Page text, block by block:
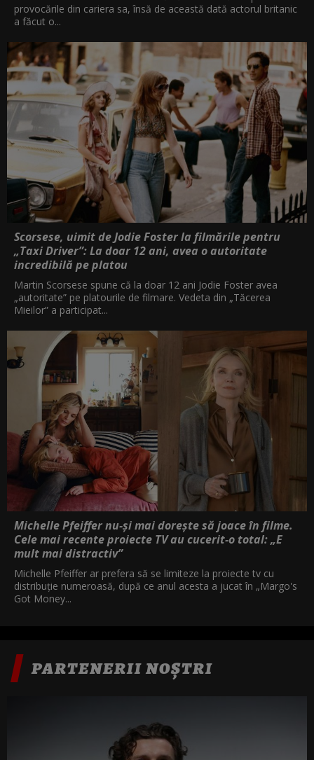
provocările din cariera sa, însă de această dată actorul britanic
a făcut o...
Scorsese, uimit de Jodie Foster la filmările pentru
„Taxi Driver”: La doar 12 ani, avea o autoritate
incredibilă pe platou
Martin Scorsese spune că la doar 12 ani Jodie Foster avea
„autoritate” pe platourile de filmare. Vedeta din „Tăcerea
Mieilor” a participat...
Michelle Pfeiffer nu-și mai dorește să joace în filme.
Cele mai recente proiecte TV au cucerit-o total: „E
mult mai distractiv”
Michelle Pfeiffer ar prefera să se limiteze la proiecte tv cu
distribuție numeroasă, după ce anul acesta a jucat în „Margo's
Got Money...
PARTENERII NOȘTRI